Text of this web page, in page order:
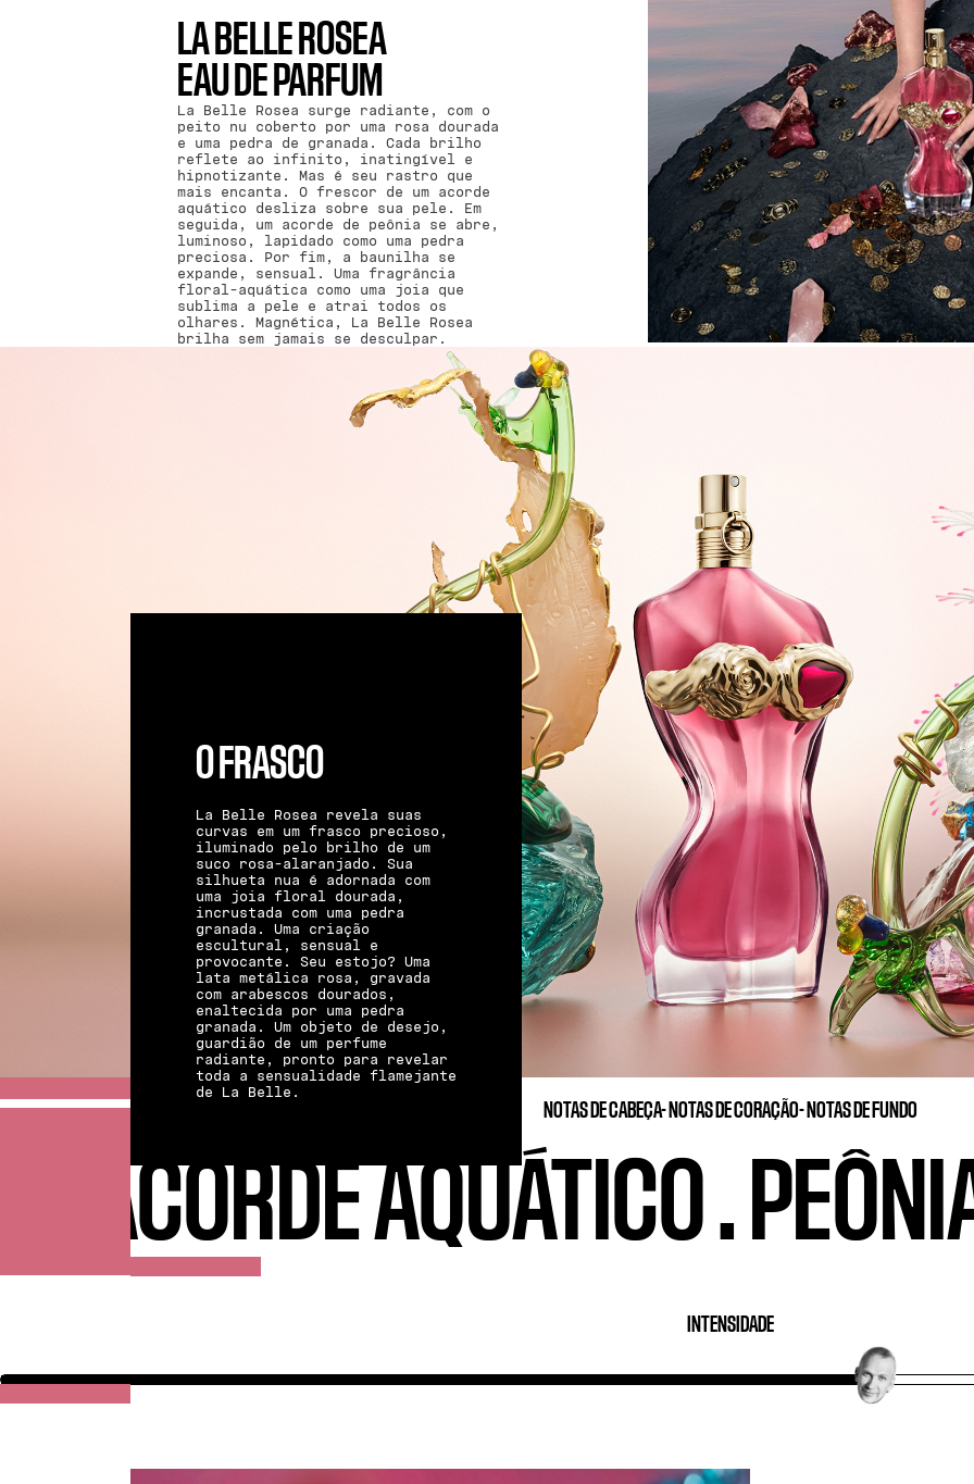
LA BELLE ROSEA
EAU DE PARFUM
La Belle Rosea surge radiante, com o
peito nu coberto por uma rosa dourada
e uma pedra de granada. Cada brilho
reflete ao infinito, inatingível e
hipnotizante. Mas é seu rastro que
mais encanta. O frescor de um acorde
aquático desliza sobre sua pele. Em
seguida, um acorde de peônia se abre,
luminoso, lapidado como uma pedra
preciosa. Por fim, a baunilha se
expande, sensual. Uma fragrância
floral-aquática como uma joia que
sublima a pele e atrai todos os
olhares. Magnética, La Belle Rosea
brilha sem jamais se desculpar.
O FRASCO
La Belle Rosea revela suas
curvas em um frasco precioso,
iluminado pelo brilho de um
suco rosa-alaranjado. Sua
silhueta nua é adornada com
uma joia floral dourada,
incrustada com uma pedra
granada. Uma criação
escultural, sensual e
provocante. Seu estojo? Uma
lata metálica rosa, gravada
com arabescos dourados,
enaltecida por uma pedra
granada. Um objeto de desejo,
guardião de um perfume
radiante, pronto para revelar
toda a sensualidade flamejante
de La Belle.
NOTAS DE CABEÇA- NOTAS DE CORAÇÃO- NOTAS DE FUNDO
ACORDE AQUÁTICO.
INTENSIDADE